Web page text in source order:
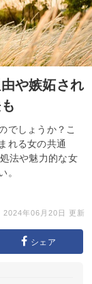
や嫉妬され
でしょうか？こ
れる女の共通
法や魅力的な女
。
2024年06月20日 更新
シェア